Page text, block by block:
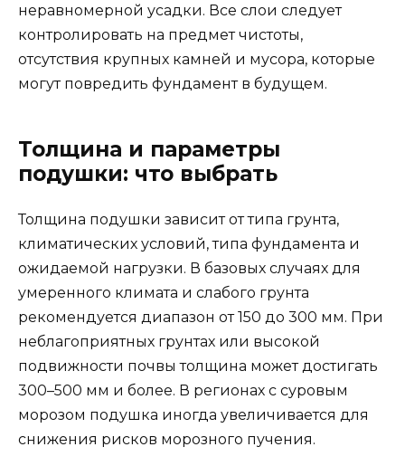
неравномерной усадки. Все слои следует
контролировать на предмет чистоты,
отсутствия крупных камней и мусора, которые
могут повредить фундамент в будущем.
Толщина и параметры
подушки: что выбрать
Толщина подушки зависит от типа грунта,
климатических условий, типа фундамента и
ожидаемой нагрузки. В базовых случаях для
умеренного климата и слабого грунта
рекомендуется диапазон от 150 до 300 мм. При
неблагоприятных грунтах или высокой
подвижности почвы толщина может достигать
300–500 мм и более. В регионах с суровым
морозом подушка иногда увеличивается для
снижения рисков морозного пучения.